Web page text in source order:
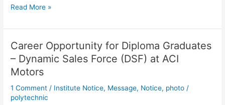
Read More »
Career Opportunity for Diploma Graduates
– Dynamic Sales Force (DSF) at ACI
Motors
1 Comment / Institute Notice, Message, Notice, photo /
polytechnic
Career
Opportunity
for
Diploma
Graduates
–